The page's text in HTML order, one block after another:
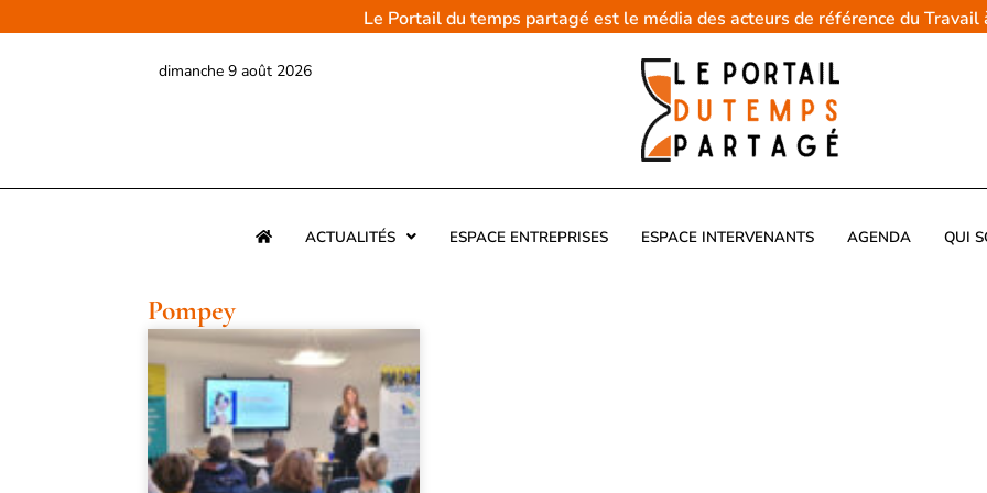
au
Le Portail du temps partagé est le média des acteurs de référence du
dimanche 9 août 2026
ACTUALITÉS ESPACE ENTREPRISES ESPACE INTERVENANTS AGENDA QUI
Pompey